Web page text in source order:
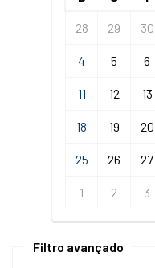
28 29 30
4 5 6
11 12 13
18 19 20
25 26 27
1 2 3
Filtro avançado